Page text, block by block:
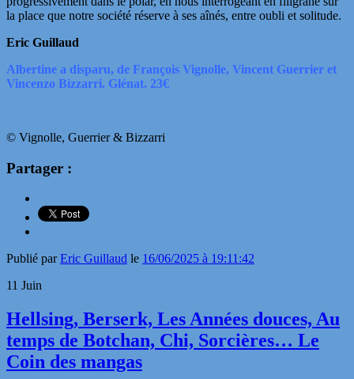
la place que notre société réserve à ses aînés, entre oubli et solitude.
Eric Guillaud
Albertine a disparu, de François Vignolle, Vincent Guerrier et
Vincenzo Bizzarri. Glénat. 23€
© Vignolle, Guerrier & Bizzarri
Partager :
Publié parEric Guillaud le 16/06/2025 à 19:11:42
11 Juin
Hellsing, Berserk, Les Années douces, Au
temps de Botchan, Chi, Sorcières… Le
Coin des mangas